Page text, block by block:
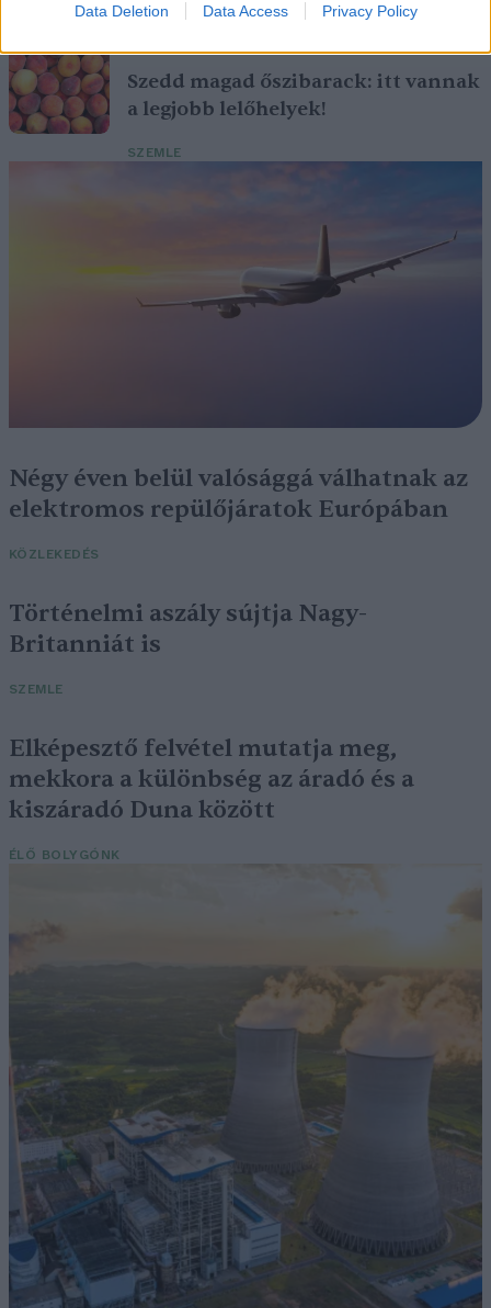
Data Deletion Data Access Privacy Policy
ÉLŐ BOLYGÓNK
Szedd magad őszibarack: itt vannak
a legjobb lelőhelyek!
SZEMLE
Négy éven belül valósággá válhatnak az
elektromos repülőjáratok Európában
KÖZLEKEDÉS
Történelmi aszály sújtja Nagy-
Britanniát is
SZEMLE
Elképesztő felvétel mutatja meg,
mekkora a különbség az áradó és a
kiszáradó Duna között
ÉLŐ BOLYGÓNK